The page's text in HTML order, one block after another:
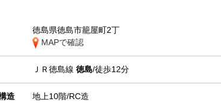
徳島県徳島市籠屋町2丁
MAPで確認
ＪＲ徳島線 徳島/徒歩12分
造 地上10階/RC造